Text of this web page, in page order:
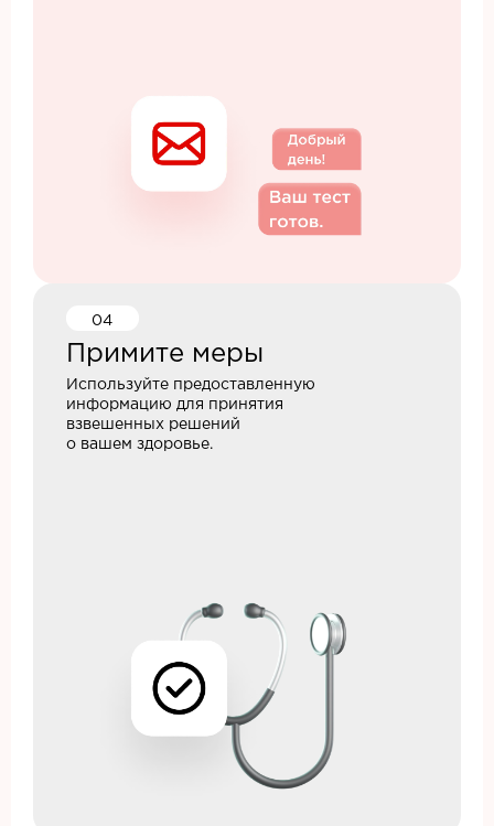
04
Примите меры
Используйте предоставленную
информацию для принятия
взвешенных решений
о вашем здоровье.